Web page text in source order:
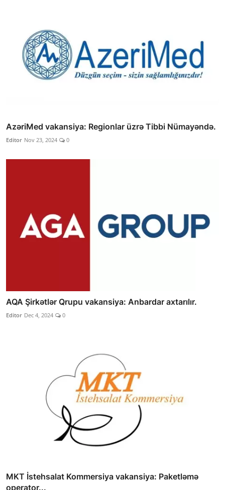
AzəriMed vakansiya: Regionlar üzrə Tibbi Nümayəndə.
Editor Nov 23, 2024 0
AQA Şirkətlər Qrupu vakansiya: Anbardar axtarılır.
Editor Dec 4, 2024 0
MKT İstehsalat Kommersiya vakansiya: Paketləmə
operator...